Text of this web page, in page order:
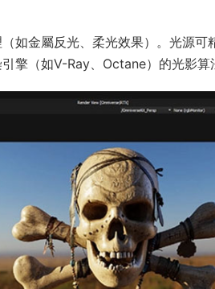
如金屬反光、柔光效果）。光源
擎（如V-Ray、Octane）的光影算